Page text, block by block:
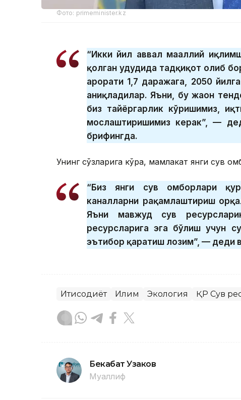
Фото: primeminister.kz
“Икки йил аввал маҳаллий
қолган ҳудудида тадқиқот олиб
ҳарорати 1,7 даражага, 2050
аниқладилар. Яъни, бу жаҳон
биз тайёргарлик кўришимиз,
мослаштиришимиз керак”, —
брифингда.
Унинг сўзларига кўра, мамлакат янги сув
“Биз янги сув омборлари
каналларни рақамлаштириш
Яъни мавжуд сув
ресурсларига эга бўлиш учун
эътибор қаратиш лозим”, — деди
Иқтисодиёт Иқлим Экология ҚР Сув
Бекабат Узаков
Муаллиф